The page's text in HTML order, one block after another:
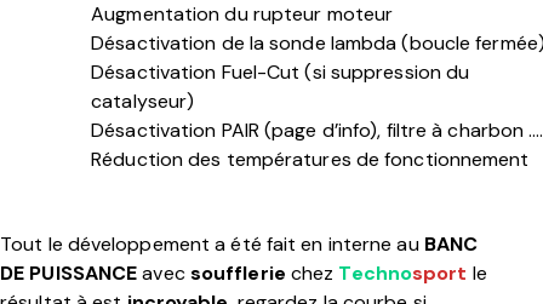
Augmentation du rupteur moteur
Désactivation de la sonde lambda (boucle
Désactivation Fuel-Cut (si suppression du
catalyseur)
Désactivation PAIR (page d’info), filtre à charbon ….
Réduction des températures de fonctionnement
Tout le développement a été fait en interne au BANC
DE PUISSANCEavecsoufflerie chez Technosport le